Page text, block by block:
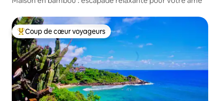
Coup de cœur voyageurs parmi les plus aimés
Coup de cœur voyageurs